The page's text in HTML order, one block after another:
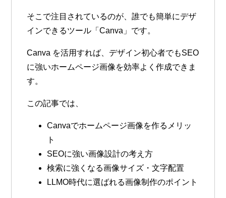
そこで注目されているのが、誰でも簡単にデザ
インできるツール「Canva」です。
Canva を活用すれば、デザイン初心者でもSEO
に強いホームページ画像を効率よく作成できま
す。
この記事では、
Canvaでホームページ画像を作るメリッ
ト
SEOに強い画像設計の考え方
検索に強くなる画像サイズ・文字配置
LLMO時代に選ばれる画像制作のポイント